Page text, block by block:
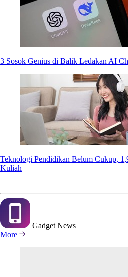
3 Sosok Genius di Balik Ledakan AI
Teknologi Pendidikan Belum Cukup,
Kuliah
Gadget News
More